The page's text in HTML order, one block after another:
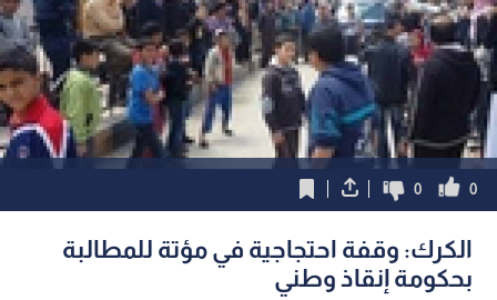
0
0
الكرك: وقفة احتجاجية في مؤتة للمطالبة
بحكومة إنقاذ وطني